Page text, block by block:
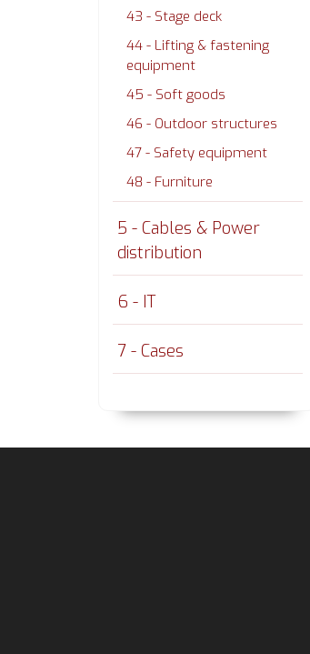
43 - Stage deck
44 - Lifting & fastening
equipment
45 - Soft goods
46 - Outdoor structures
47 - Safety equipment
48 - Furniture
5 - Cables & Power
distribution
6 - IT
7 - Cases